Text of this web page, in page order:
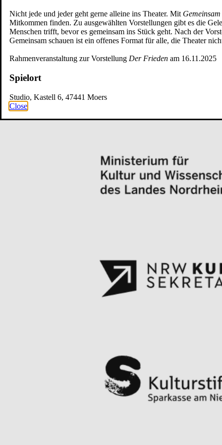
Nicht jede und jeder geht gerne alleine ins Theater. Mit
Mitkommen finden. Zu ausgewählten Vorstellungen gibt es die
Menschen trifft, bevor es gemeinsam ins Stück geht. Nach der
Gemeinsam schauen ist ein offenes Format für alle, die Theater
Rahmenveranstaltung zur Vorstellung Der Frieden am 16.11.2025
Spielort
Studio, Kastell 6, 47441 Moers
Close